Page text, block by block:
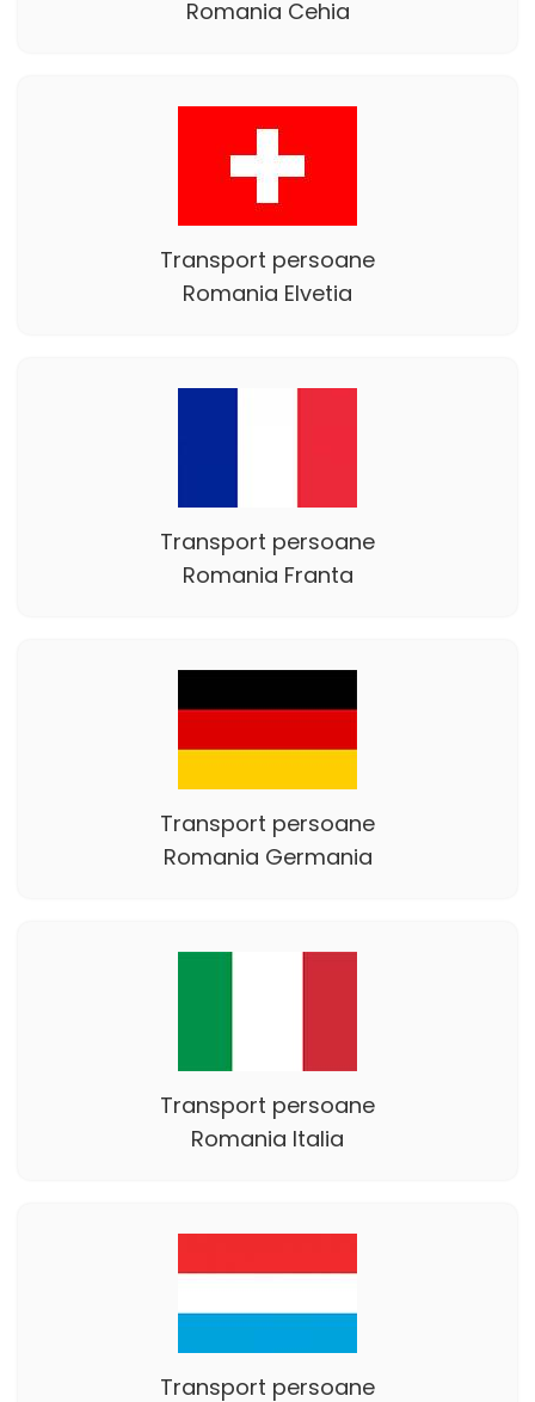
Romania Cehia
Transport persoane
Romania Elvetia
Transport persoane
Romania Franta
Transport persoane
Romania Germania
Transport persoane
Romania Italia
Transport persoane